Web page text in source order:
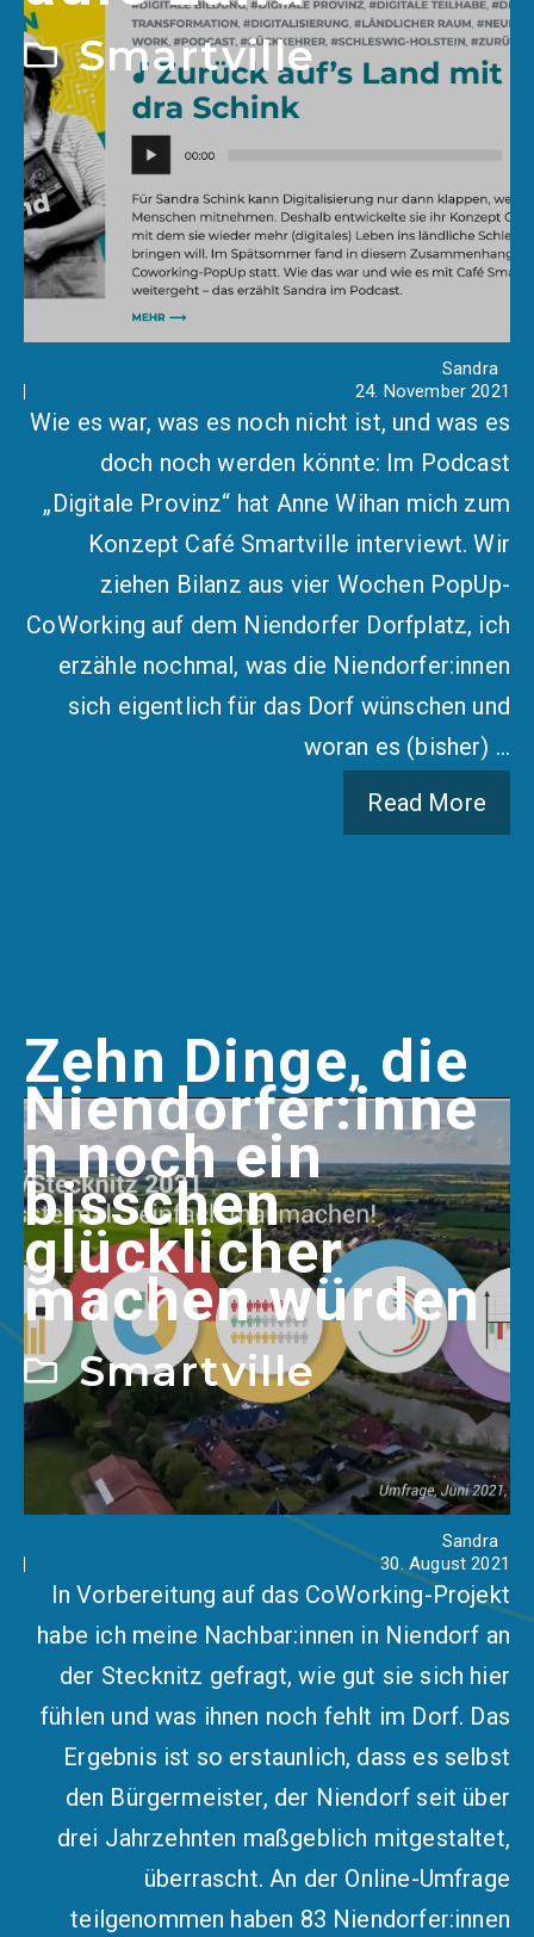
Smartville
Sandra
24. November 2021
Wie es war, was es noch nicht ist, und was es
doch noch werden könnte: Im Podcast
„Digitale Provinz“ hat Anne Wihan mich zum
Konzept Café Smartville interviewt. Wir
ziehen Bilanz aus vier Wochen PopUp-
CoWorking auf dem Niendorfer Dorfplatz, ich
erzähle nochmal, was die Niendorfer:innen
sich eigentlich für das Dorf wünschen und
woran es (bisher) …
Read More
Zehn Dinge, die
Niendorfer:inne
n noch ein
bisschen
glücklicher
machen würden
Smartville
Sandra
30. August 2021
In Vorbereitung auf das CoWorking-Projekt
habe ich meine Nachbar:innen in Niendorf an
der Stecknitz gefragt, wie gut sie sich hier
fühlen und was ihnen noch fehlt im Dorf. Das
Ergebnis ist so erstaunlich, dass es selbst
den Bürgermeister, der Niendorf seit über
drei Jahrzehnten maßgeblich mitgestaltet,
überrascht. An der Online-Umfrage
teilgenommen haben 83 Niendorfer:innen